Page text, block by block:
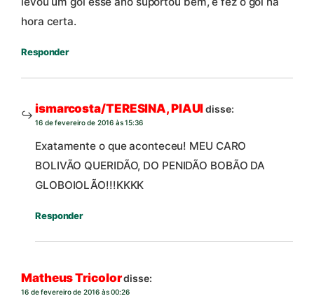
hora certa.
Responder
ismarcosta/TERESINA, PIAUIdisse:
16 de fevereiro de 2016 às 15:36
Exatamente o que aconteceu! MEU CARO
BOLIVÃO QUERIDÃO, DO PENIDÃO BOBÃO DA
GLOBOIOLÃO!!!KKKK
Responder
Matheus Tricolordisse:
16 de fevereiro de 2016 às 00:26